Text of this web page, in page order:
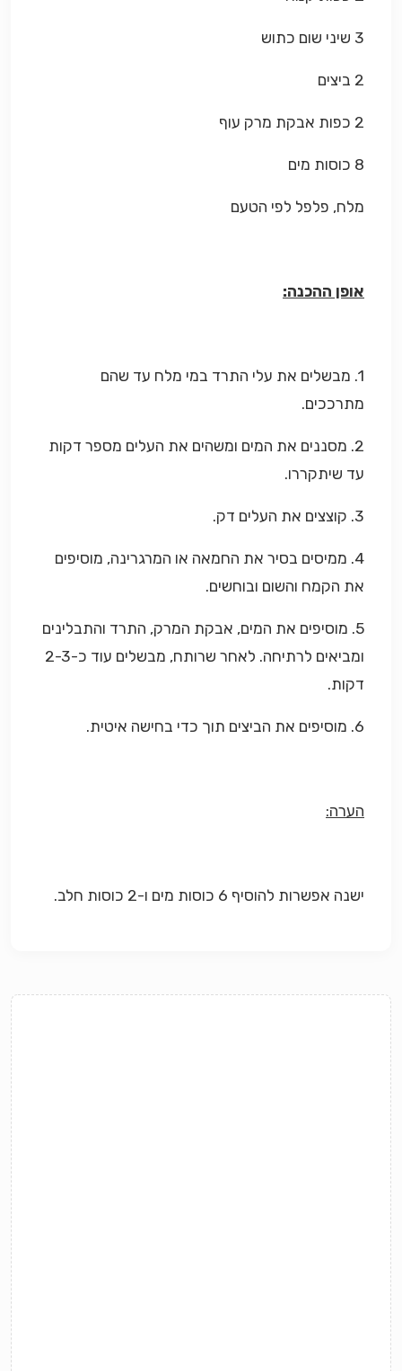
3 שיני שום כתוש
2 ביצים
2 כפות אבקת מרק עוף
8 כוסות מים
מלח, פלפל לפי הטעם
אופן ההכנה:
1. מבשלים את עלי התרד במי מלח עד שהם
מתרככים.
2. מסננים את המים ומשהים את העלים מספר דקות
עד שיתקררו.
3. קוצצים את העלים דק.
4. ממיסים בסיר את החמאה או המרגרינה, מוסיפים
את הקמח והשום ובוחשים.
5. מוסיפים את המים, אבקת המרק, התרד והתבלינים
ומביאים לרתיחה. לאחר שרותח, מבשלים עוד כ-2-3
דקות.
6. מוסיפים את הביצים תוך כדי בחישה איטית.
הערה:
ישנה אפשרות להוסיף 6 כוסות מים ו-2 כוסות חלב.